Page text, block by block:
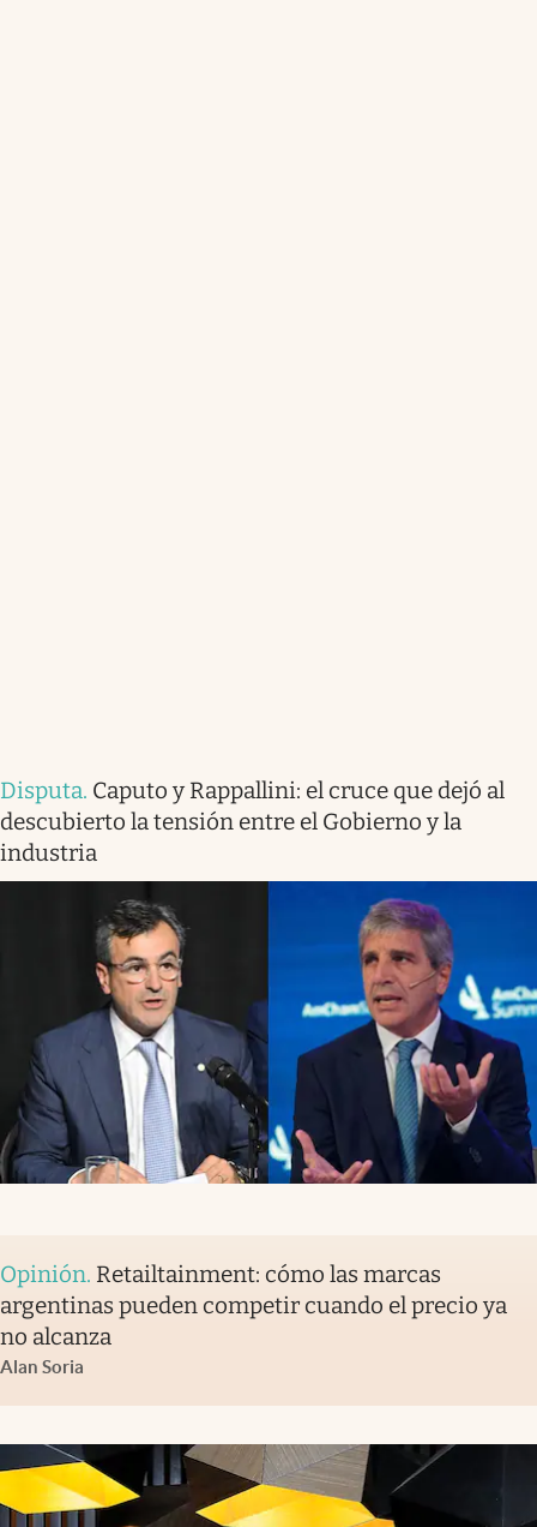
Disputa. Caputo y Rappallini: el cruce que dejó al
descubierto la tensión entre el Gobierno y la
industria
Opinión. Retailtainment: cómo las marcas
argentinas pueden competir cuando el precio ya
no alcanza
Alan Soria